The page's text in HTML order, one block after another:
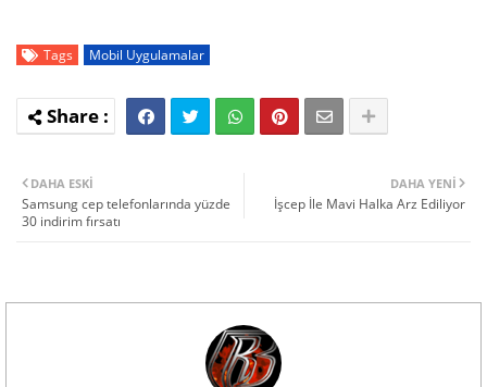
Tags Mobil Uygulamalar
DAHA YENI
İşcep İle Mavi Halka Arz Ediliyor
DAHA ESKI
Samsung cep telefonlarında yüzde
30 indirim fırsatı